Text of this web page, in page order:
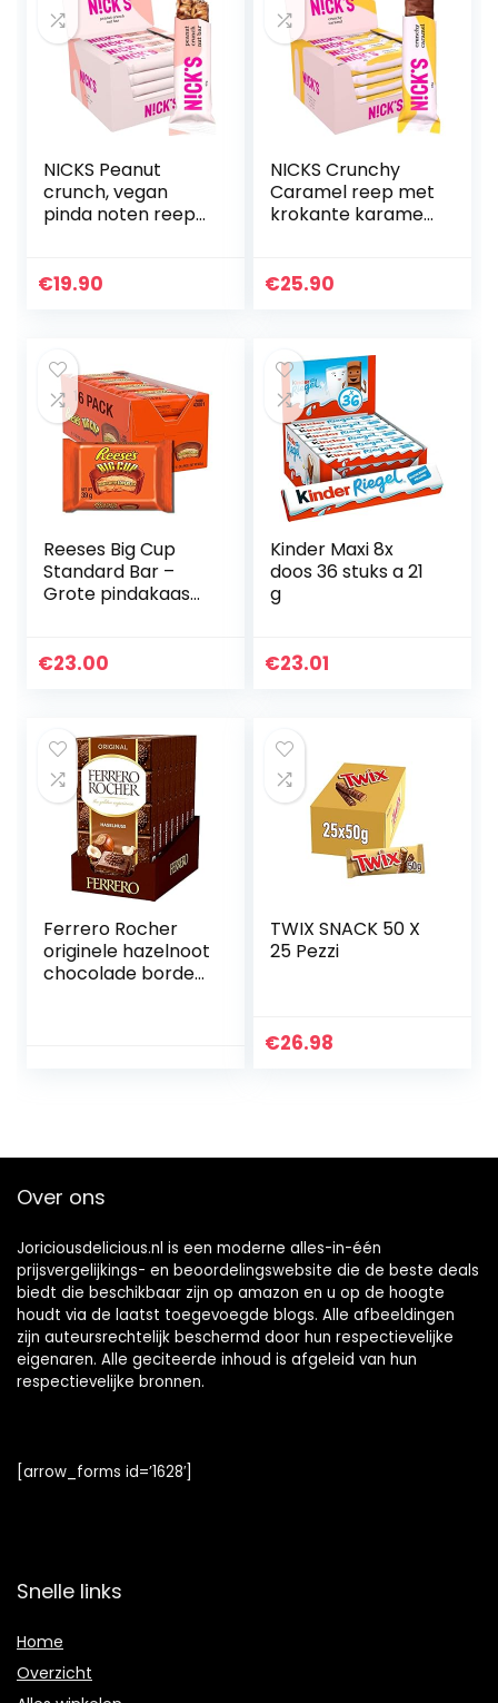
NICKS Peanut
crunch, vegan
pinda noten reep
toegevoegde
€19.90
NICKS Crunchy
Caramel reep met
krokante karamel
melkchocolade
21x28g
€25.90
Reeses Big Cup
Standard Bar –
Grote pindakaas
€23.00
Kinder Maxi 8x
doos 36 stuks a 21
g
€23.01
Ferrero Rocher
originele hazelnoot
chocolade borden
TWIX SNACK 50 X
25 Pezzi
€26.98
Over ons
Joriciousdelicious.nl is een moderne alles-in-één
prijsvergelijkings- en beoordelingswebsite die de beste deals
biedt die beschikbaar zijn op amazon en u op de hoogte
houdt via de laatst toegevoegde blogs. Alle afbeeldingen
zijn auteursrechtelijk beschermd door hun respectievelijke
eigenaren. Alle geciteerde inhoud is afgeleid van hun
respectievelijke bronnen.
[arrow_forms id=’1628′]
Snelle links
Home
Overzicht